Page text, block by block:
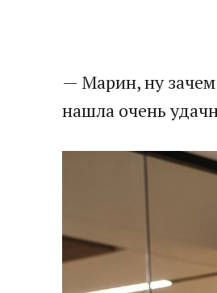
— Марин, ну
нашла очень